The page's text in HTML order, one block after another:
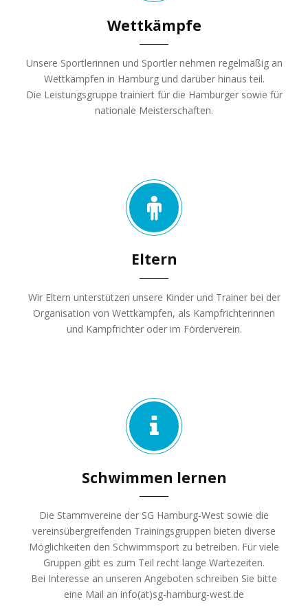
Wettkämpfe
Unsere Sportlerinnen und Sportler nehmen regelmäßig an
Wettkämpfen in Hamburg und darüber hinaus teil.
Die Leistungsgruppe trainiert für die Hamburger sowie für
nationale Meisterschaften.
Eltern
Wir Eltern unterstützen unsere Kinder und Trainer bei der
Organisation von Wettkämpfen, als Kampfrichterinnen
und Kampfrichter oder im Förderverein.
Schwimmen lernen
Die Stammvereine der SG Hamburg-West sowie die
vereinsübergreifenden Trainingsgruppen bieten diverse
Möglichkeiten den Schwimmsport zu betreiben. Für viele
Gruppen gibt es zum Teil recht lange Wartezeiten.
Bei Interesse an unseren Angeboten schreiben Sie bitte
eine Mail an info(at)sg-hamburg-west.de